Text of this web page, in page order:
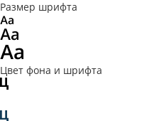
Размер шрифта
Цвет фона и шрифта